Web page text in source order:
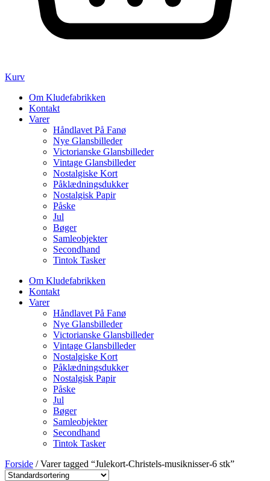
Kurv
Om Kludefabrikken
Kontakt
Varer
Håndlavet På Fanø
Nye Glansbilleder
Victorianske Glansbilleder
Vintage Glansbilleder
Nostalgiske Kort
Påklædningsdukker
Nostalgisk Papir
Påske
Jul
Bøger
Samleobjekter
Secondhand
Tintok Tasker
Om Kludefabrikken
Kontakt
Varer
Håndlavet På Fanø
Nye Glansbilleder
Victorianske Glansbilleder
Vintage Glansbilleder
Nostalgiske Kort
Påklædningsdukker
Nostalgisk Papir
Påske
Jul
Bøger
Samleobjekter
Secondhand
Tintok Tasker
Forside / Varer tagged “Julekort-Christels-musiknisser-6 stk”